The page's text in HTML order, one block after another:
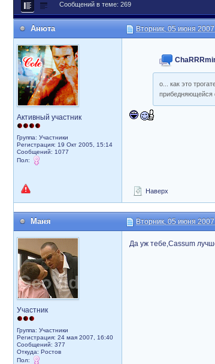
Сообщений в теме: 269
Анюта Вторник, 05 июня
Активный участник
Группа: Участники
Регистрация: 19 Окт 2005, 15:14
Сообщений: 1077
Пол:
о... как это
прибедняющейся
Наверх
Маня Вторник, 05 июня
Участник
Группа: Участники
Регистрация: 24 мая 2007, 16:40
Сообщений: 377
Откуда: Ростов
Пол:
Да уж тебе,Cassum